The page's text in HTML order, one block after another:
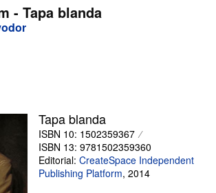
- Tapa blanda
Tapa blanda
ISBN 10: 1502359367
ISBN 13: 9781502359360
Editorial: CreateSpace Independent
Publishing Platform, 2014